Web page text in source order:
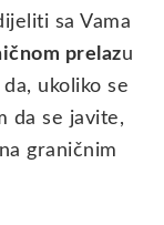
sa Vama
prelazu
ukoliko se
da se javite,
graničnim